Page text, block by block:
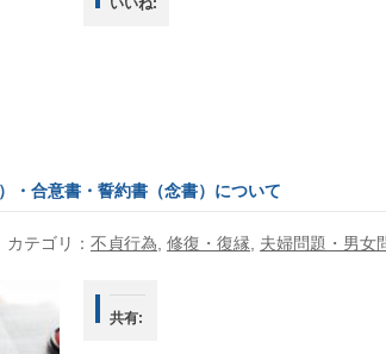
いいね:
・合意書・誓約書（念書）について
カテゴリ： 不貞行為 修復・復縁 夫婦問題・男女
共有: